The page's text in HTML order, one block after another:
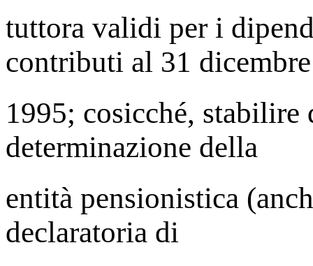
tuttora validi per i
contributi al 31 dicembre
1995; cosicché,
determinazione della
entità pensionistica
declaratoria di